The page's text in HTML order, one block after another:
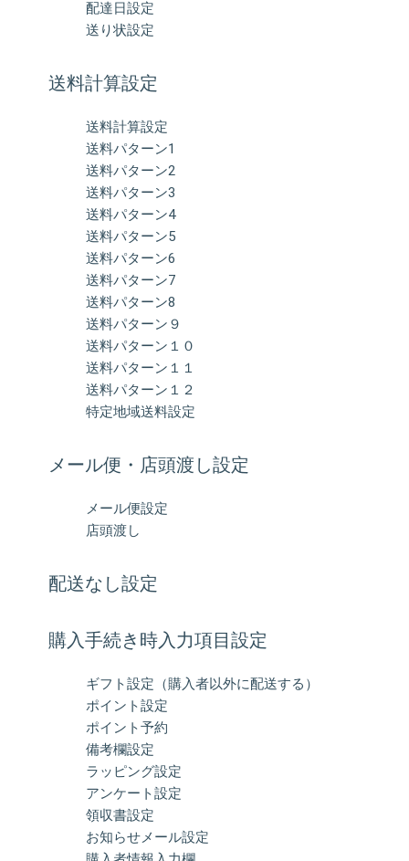
配達日設定
送り状設定
送料計算設定
送料計算設定
送料パターン1
送料パターン2
送料パターン3
送料パターン4
送料パターン5
送料パターン6
送料パターン7
送料パターン8
送料パターン９
送料パターン１０
送料パターン１１
送料パターン１２
特定地域送料設定
メール便・店頭渡し設定
メール便設定
店頭渡し
配送なし設定
購入手続き時入力項目設定
ギフト設定（購入者以外に配送する）
ポイント設定
ポイント予約
備考欄設定
ラッピング設定
アンケート設定
領収書設定
お知らせメール設定